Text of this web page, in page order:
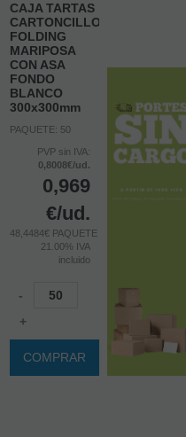
CAJA TARTAS
CARTONCILLO
FOLDING
MARIPOSA
CON ASA
FONDO
BLANCO
300x300mm
PAQUETE: 50
PVP sin IVA:
0,8008€/ud.
0,969
€/ud.
48,4484€ PAQUETE
21.00% IVA
incluido
-
+
COMPRAR